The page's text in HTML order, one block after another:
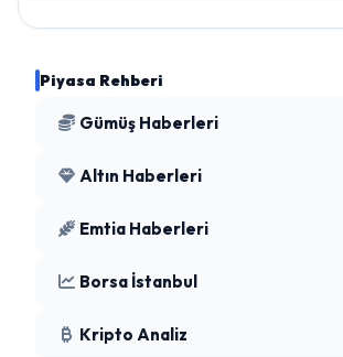
Piyasa Rehberi
Gümüş Haberleri
Altın Haberleri
Emtia Haberleri
Borsa İstanbul
Kripto Analiz